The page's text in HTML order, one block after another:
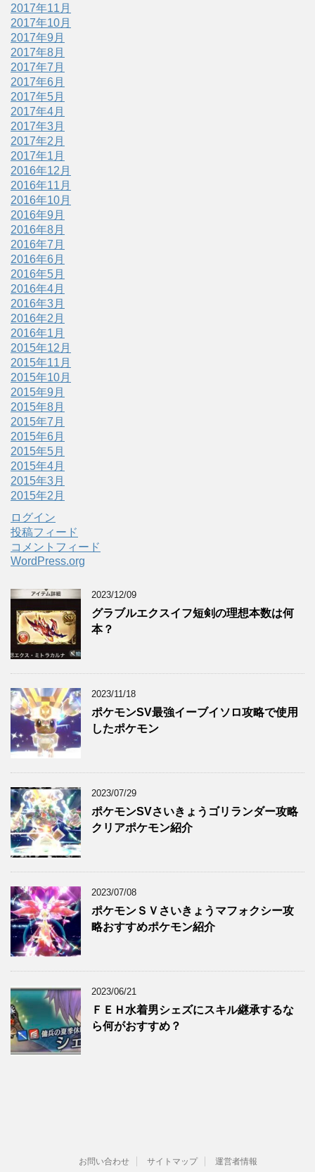
2017年11月
2017年10月
2017年9月
2017年8月
2017年7月
2017年6月
2017年5月
2017年4月
2017年3月
2017年2月
2017年1月
2016年12月
2016年11月
2016年10月
2016年9月
2016年8月
2016年7月
2016年6月
2016年5月
2016年4月
2016年3月
2016年2月
2016年1月
2015年12月
2015年11月
2015年10月
2015年9月
2015年8月
2015年7月
2015年6月
2015年5月
2015年4月
2015年3月
2015年2月
ログイン
投稿フィード
コメントフィード
WordPress.org
2023/12/09
グラブルエクスイフ短剣の理想本数は何
本？
2023/11/18
ポケモンSV最強イーブイソロ攻略で使用
したポケモン
2023/07/29
ポケモンSVさいきょうゴリランダー攻略
クリアポケモン紹介
2023/07/08
ポケモンＳＶさいきょうマフォクシー攻
略おすすめポケモン紹介
2023/06/21
ＦＥＨ水着男シェズにスキル継承するな
ら何がおすすめ？
お問い合わせ サイトマップ 運営者情報